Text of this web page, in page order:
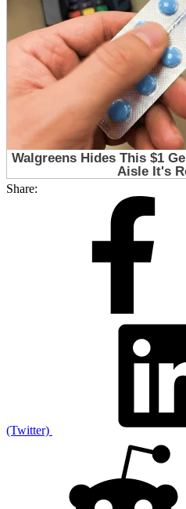
Share:
(Twitter)